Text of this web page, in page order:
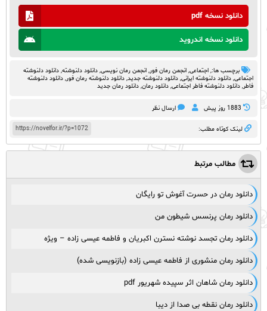
دانلود نسخه pdf
دانلود نسخه اندروید
برچسب ها:, اجتماعی, انجمن رمان فور, انجمن رمان نویسی, دانلود دلنوشته, دانلود دلنوشته
اجتماعی, دانلود دلنوشته ایرانی, دانلود دلنوشته جدید, دانلود دلنوشته رمان فور, دانلود دلنوشته
فاطر, دانلود دلنوشته فاطر اجتماعی, دانلود رمان, دانلود رمان جدید
1883 روز پيش ارسال نظر
https://novelfor.ir/?p=1072 لینک کوتاه مطلب:
مطالب مرتبط
دانلود رمان در حسرت آغوش تو رایگان
دانلود رمان پرنسس شیطون من
دانلود رمان تجسد نوشته نسترن اکبریان و فاطمه عیسی زاده – ویژه
دانلود رمان منشوری از فاطمه عیسی زاده (بازنویسی شده)
دانلود رمان شاهان اثر سپیده شهریور pdf
دانلود رمان نقطه بی صدا از دیبا